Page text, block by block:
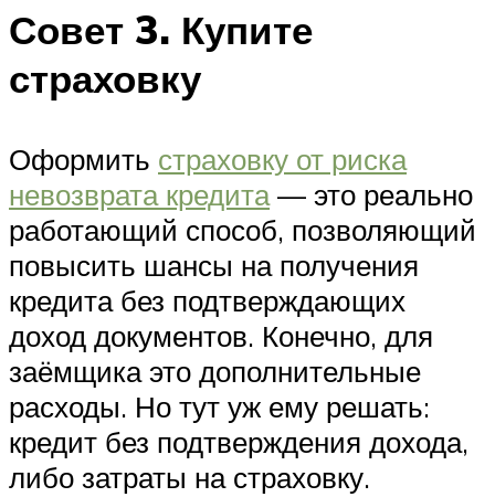
Совет 3. Купите
страховку
Оформить страховку от риска
невозврата кредита— это реально
работающий способ, позволяющий
повысить шансы на получения
кредита без подтверждающих
доход документов. Конечно, для
заёмщика это дополнительные
расходы. Но тут уж ему решать:
кредит без подтверждения дохода,
либо затраты на страховку.